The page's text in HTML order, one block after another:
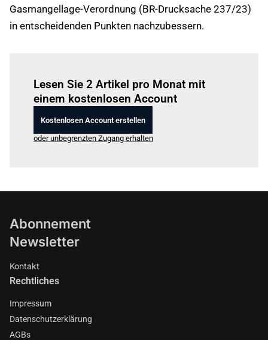
Gasmangellage-Verordnung (BR-Drucksache 237/23)
in entscheidenden Punkten nachzubessern.
Lesen Sie 2 Artikel pro Monat mit
einem kostenlosen Account
Kostenlosen Account erstellen
oder unbegrenzten Zugang erhalten
Abonnement
Newsletter
Kontakt
Rechtliches
Impressum
Datenschutzerklärung
AGBs